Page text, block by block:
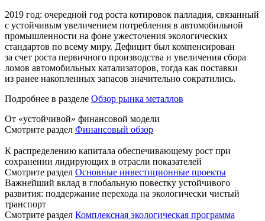
2019 год: очередной год роста котировок палладия, связанный
с устойчивым увеличением потребления в автомобильной
промышленности на фоне ужесточения экологических
стандартов по всему миру. Дефицит был компенсирован
за счет роста первичного производства и увеличения сбора
ломов автомобильных катализаторов, тогда как поставки
из ранее накопленных запасов значительно сократились.
Подробнее в разделе Обзор рынка металлов
От «устойчивой» финансовой модели
Смотрите раздел Финансовый обзор
К распределению капитала обеспечивающему рост при
сохранении лидирующих в отрасли показателей
Смотрите раздел Основные инвестиционные проекты
Важнейший вклад в глобальную повестку устойчивого
развития: поддержание перехода на экологически чистый
транспорт
Смотрите раздел Комплексная экологическая программа